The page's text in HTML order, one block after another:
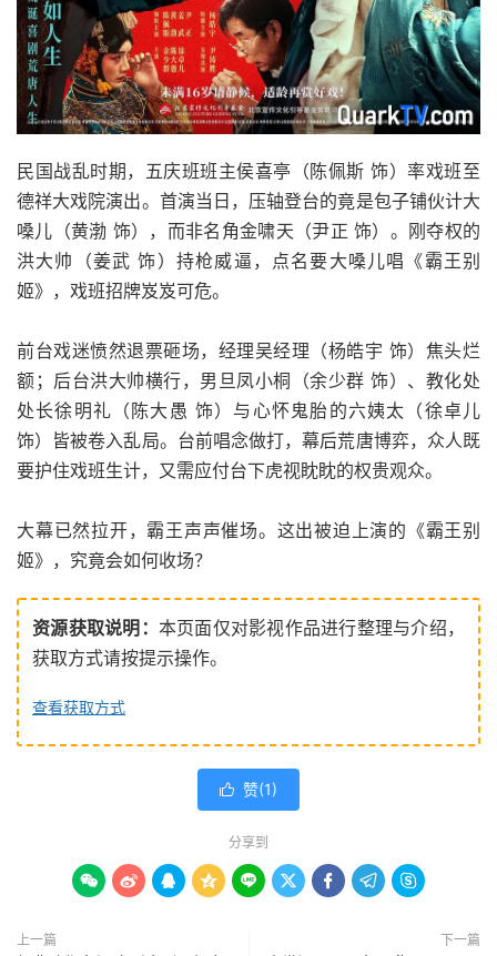
民国战乱时期，五庆班班主侯喜亭（陈佩斯 饰）率戏班至
德祥大戏院演出。首演当日，压轴登台的竟是包子铺伙计大
嗓儿（黄渤 饰），而非名角金啸天（尹正 饰）。刚夺权的
洪大帅（姜武 饰）持枪威逼，点名要大嗓儿唱《霸王别
姬》，戏班招牌岌岌可危。
前台戏迷愤然退票砸场，经理吴经理（杨皓宇 饰）焦头烂
额；后台洪大帅横行，男旦凤小桐（余少群 饰）、教化处
处长徐明礼（陈大愚 饰）与心怀鬼胎的六姨太（徐卓儿
饰）皆被卷入乱局。台前唱念做打，幕后荒唐博弈，众人既
要护住戏班生计，又需应付台下虎视眈眈的权贵观众。
大幕已然拉开，霸王声声催场。这出被迫上演的《霸王别
姬》，究竟会如何收场？
资源获取说明： 本页面仅对影视作品进行整理与介绍，
获取方式请按提示操作。
查看获取方式
 赞(1)
分享到
        
上一篇 下一篇